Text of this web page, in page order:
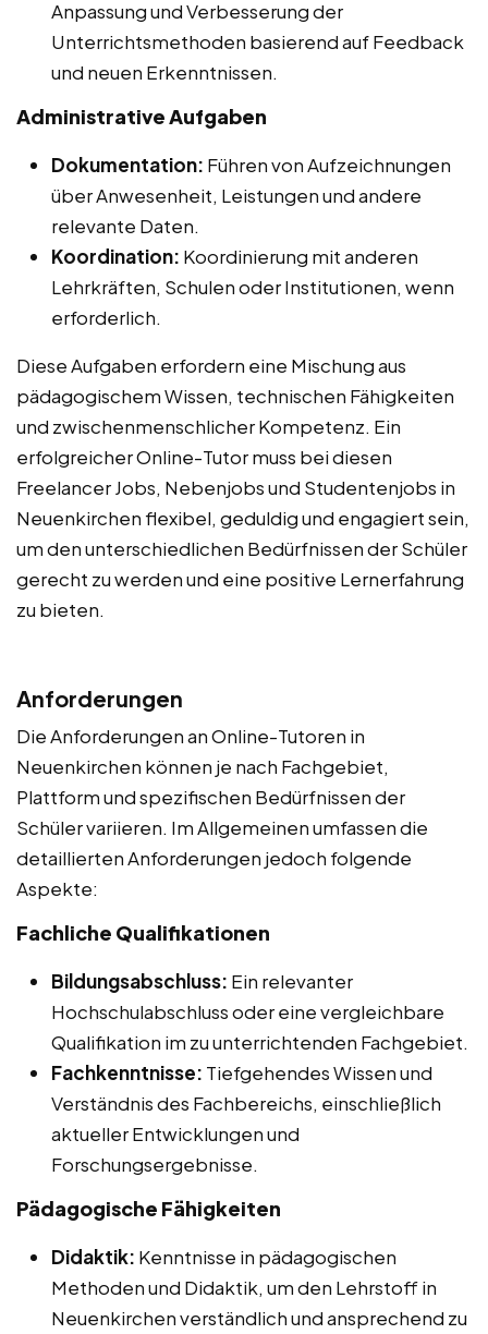
Anpassung und Verbesserung der
Unterrichtsmethoden basierend auf Feedback
und neuen Erkenntnissen.
Administrative Aufgaben
Dokumentation: Führen von Aufzeichnungen
über Anwesenheit, Leistungen und andere
relevante Daten.
Koordination: Koordinierung mit anderen
Lehrkräften, Schulen oder Institutionen, wenn
erforderlich.
Diese Aufgaben erfordern eine Mischung aus
pädagogischem Wissen, technischen Fähigkeiten
und zwischenmenschlicher Kompetenz. Ein
erfolgreicher Online-Tutor muss bei diesen
Freelancer Jobs, Nebenjobs und Studentenjobs in
Neuenkirchen flexibel, geduldig und engagiert sein,
um den unterschiedlichen Bedürfnissen der Schüler
gerecht zu werden und eine positive Lernerfahrung
zu bieten.
Anforderungen
Die Anforderungen an Online-Tutoren in
Neuenkirchen können je nach Fachgebiet,
Plattform und spezifischen Bedürfnissen der
Schüler variieren. Im Allgemeinen umfassen die
detaillierten Anforderungen jedoch folgende
Aspekte:
Fachliche Qualifikationen
Bildungsabschluss: Ein relevanter
Hochschulabschluss oder eine vergleichbare
Qualifikation im zu unterrichtenden Fachgebiet.
Fachkenntnisse: Tiefgehendes Wissen und
Verständnis des Fachbereichs, einschließlich
aktueller Entwicklungen und
Forschungsergebnisse.
Pädagogische Fähigkeiten
Didaktik: Kenntnisse in pädagogischen
Methoden und Didaktik, um den Lehrstoff in
Neuenkirchen verständlich und ansprechend zu